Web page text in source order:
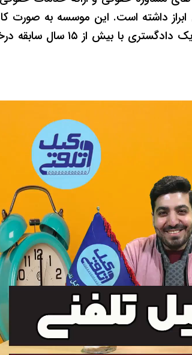
داشته است. این موسسه به صورت
وکیل پایه یک دادگستری